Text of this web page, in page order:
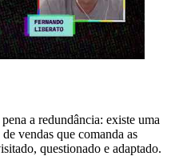
a redundância: existe uma
vendas que comanda as
questionado e adaptado.